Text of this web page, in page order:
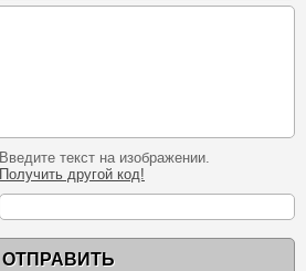
Введите текст на изображении.
Получить другой код!
ОТПРАВИТЬ